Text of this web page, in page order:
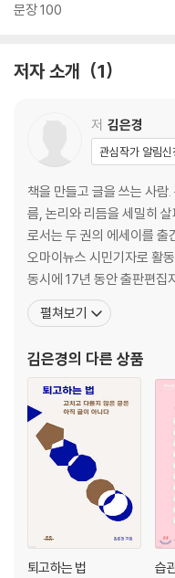
문장 100
저자 소개 1
저 김은경
관심작가 알림신
책을 만들고 글을 쓰는 사람
름, 논리와 리듬을 세밀히
로서는 두 권의 에세이를
오마이뉴스 시민기자로 활
동시에 17년 동안 출판편집
교양 분야의 책을 편집하며
글, 두 세계를 오래 다듬어
은 책으로 『어쩐지 그 말은
펼쳐보기
김은경의 다른 상품
퇴고하는 법
습